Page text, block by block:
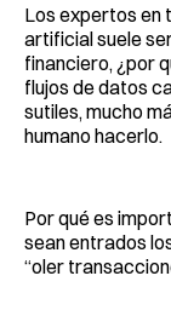
Los expertos en
artificial suele
financiero, ¿por
flujos de datos
sutiles, mucho
humano hacerlo.
Por qué es
sean entrados
“oler